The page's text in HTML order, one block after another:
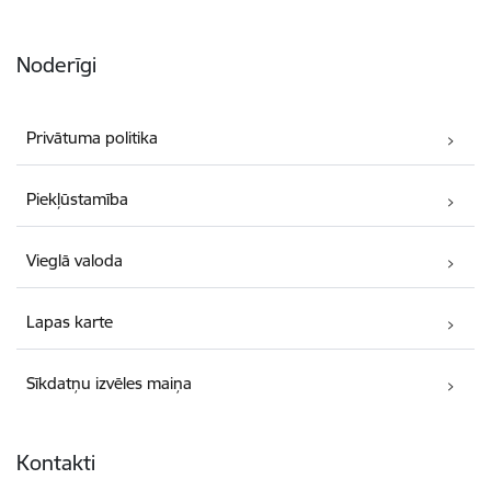
Noderīgi
Privātuma politika
Piekļūstamība
Vieglā valoda
Lapas karte
Sīkdatņu izvēles maiņa
Kontakti